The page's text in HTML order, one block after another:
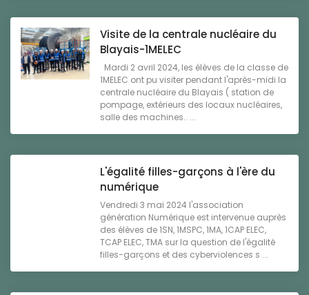
Visite de la centrale nucléaire du
Blayais-1MELEC
Mardi 2 avril 2024, les élèves de la classe de
1MELEC ont pu visiter pendant l'après-midi la
centrale nucléaire du Blayais ( station de
pompage, extérieurs des locaux nucléaires,
salle des machines.. ...
L'égalité filles-garçons à l'ère du
numérique
Vendredi 3 mai 2024 l'association
génération Numérique est intervenue auprès
des élèves de 1SN, 1MSPC, 1MA, 1CAP ELEC,
TCAP ELEC, TMA sur la question de l'égalité
filles-garçons et des cyberviolences s ...